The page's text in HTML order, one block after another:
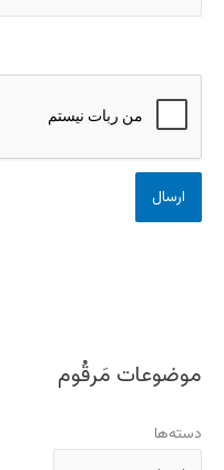
موضوعات مَرقُوم
دسته‌ها